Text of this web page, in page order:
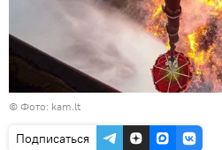
© Фото: kam.lt
Подписаться